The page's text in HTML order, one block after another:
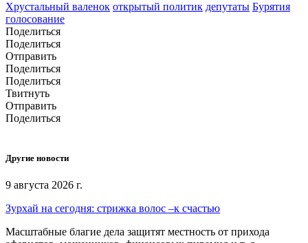
Хрустальный валенок открытый политик депутаты Бурятия
голосование
Поделиться
Поделиться
Отправить
Поделиться
Поделиться
Твитнуть
Отправить
Поделиться
Другие новости
9 августа 2026 г.
Зурхай на сегодня: стрижка волос –к счастью
Масштабные благие дела защитят местность от прихода